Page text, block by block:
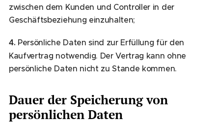
zwischen dem Kunden und Controller in der
Geschäftsbeziehung einzuhalten;
4. Persönliche Daten sind zur Erfüllung für den
Kaufvertrag notwendig. Der Vertrag kann ohne
persönliche Daten nicht zu Stande kommen.
Dauer der Speicherung von
persönlichen Daten